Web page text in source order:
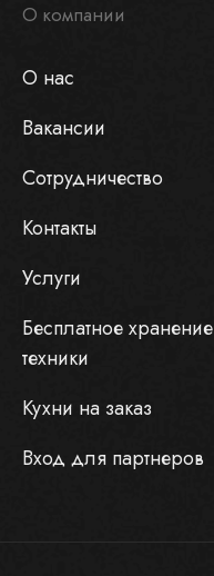
О компании
О нас
Вакансии
Сотрудничество
Контакты
Услуги
Бесплатное хранение
техники
Кухни на заказ
Вход для партнеров